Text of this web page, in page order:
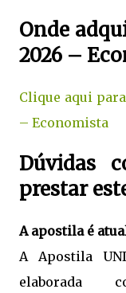
Onde
2026 –
Clique aqui
– Economista
Dúvidas
prestar
A apostila é
A Apostila
elaborada